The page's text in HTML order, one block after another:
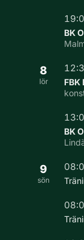
BK
8
lör FBK
BK
9
sön